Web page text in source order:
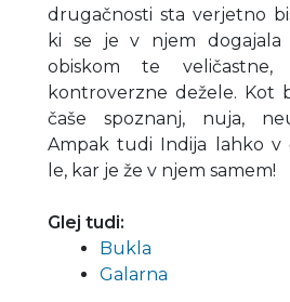
drugačnosti sta verjetno
ki se je v njem dogajala
obiskom te veličastne,
kontroverzne dežele. Kot
čaše spoznanj, nuja,
Ampak tudi Indija lahko v
le, kar je že v njem samem!
Glej tudi:
Bukla
Galarna